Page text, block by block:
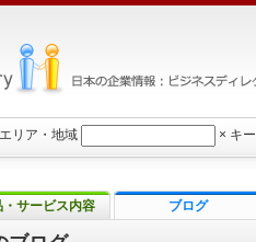
エリア・地域 × キ
・サービス内容 ブログ